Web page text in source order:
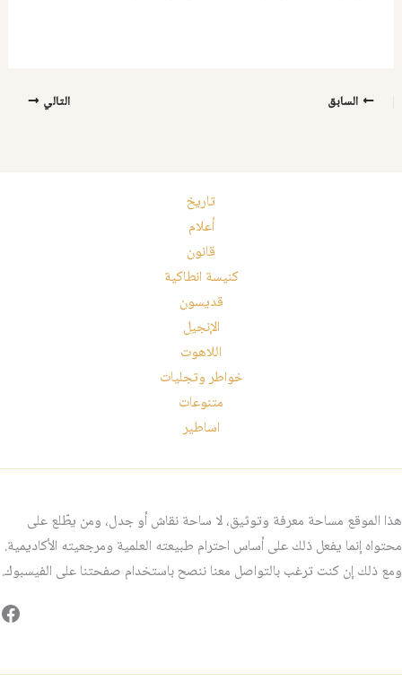
السابق التالي
تاريخ
أعلام
قانون
كنيسة انطاكية
قديسون
الإنجيل
اللاهوت
خواطر وتجليات
متنوعات
اساطير
هذا الموقع مساحة معرفة وتوثيق، لا ساحة نقاش أو جدل، ومن يطّلع على
محتواه إنما يفعل ذلك على أساس احترام طبيعته العلمية ومرجعيته الأكاديمية.
ومع ذلك إن كنت ترغب بالتواصل معنا ننصح باستخدام صفحتنا على الفيسبوك.